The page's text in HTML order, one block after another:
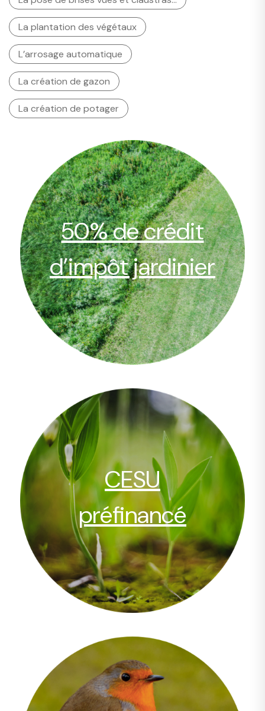
La plantation des végétaux
L’arrosage automatique
La création de gazon
La création de potager
50% de crédit
d’impôt jardinier
CESU
préfinancé